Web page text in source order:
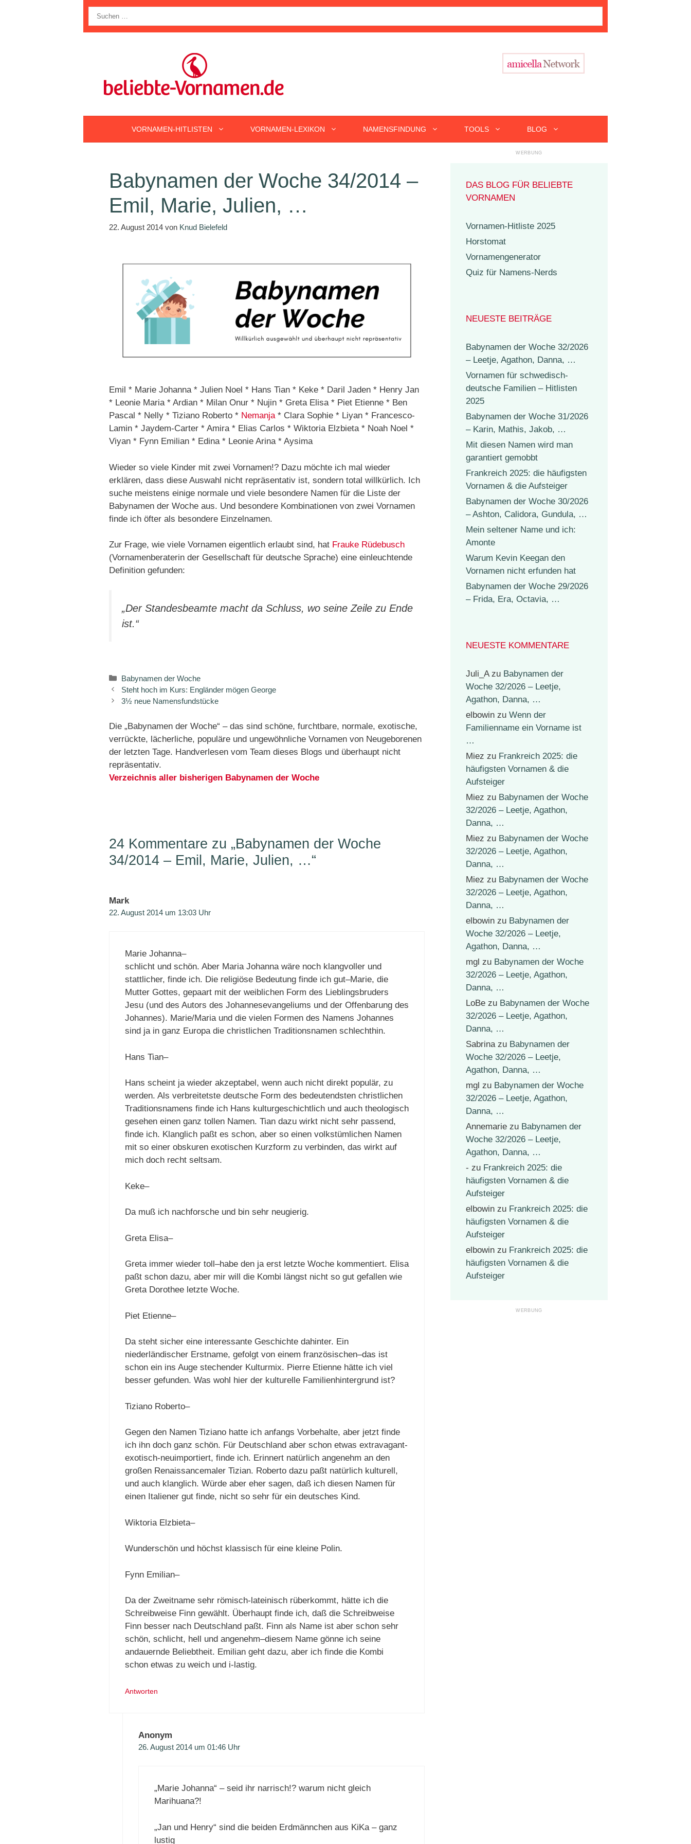
nach:
VORNAMEN-HITLISTEN VORNAMEN-LEXIKON NAMENSFINDUNG TOOLS BLOG
Babynamen der Woche 34/2014 –
Emil, Marie, Julien, …
22. August 2014 von Knud Bielefeld
Emil * Marie Johanna * Julien Noel * Hans Tian * Keke * Daril Jaden * Henry Jan
* Leonie Maria * Ardian * Milan Onur * Nujin * Greta Elisa * Piet Etienne * Ben
Pascal * Nelly * Tiziano Roberto * Nemanja* Clara Sophie * Liyan * Francesco-
Lamin * Jaydem-Carter * Amira * Elias Carlos * Wiktoria Elzbieta * Noah Noel *
Viyan * Fynn Emilian * Edina * Leonie Arina * Aysima
Wieder so viele Kinder mit zwei Vornamen!? Dazu möchte ich mal wieder
erklären, dass diese Auswahl nicht repräsentativ ist, sondern total willkürlich. Ich
suche meistens einige normale und viele besondere Namen für die Liste der
Babynamen der Woche aus. Und besondere Kombinationen von zwei Vornamen
finde ich öfter als besondere Einzelnamen.
Zur Frage, wie viele Vornamen eigentlich erlaubt sind, hat Frauke Rüdebusch
(Vornamenberaterin der Gesellschaft für deutsche Sprache) eine einleuchtende
Definition gefunden:
„Der Standesbeamte macht da Schluss, wo seine Zeile zu Ende
ist.“
Kategorien
Babynamen der Woche
Steht hoch im Kurs: Engländer mögen George
3½ neue Namensfundstücke
Die „Babynamen der Woche“ – das sind schöne, furchtbare, normale, exotische,
verrückte, lächerliche, populäre und ungewöhnliche Vornamen von Neugeborenen
der letzten Tage. Handverlesen vom Team dieses Blogs und überhaupt nicht
repräsentativ.
Verzeichnis aller bisherigen Babynamen der Woche
24 Kommentare zu „Babynamen der Woche
34/2014 – Emil, Marie, Julien, …“
Mark
22. August 2014 um 13:03 Uhr
Marie Johanna–
schlicht und schön. Aber Maria Johanna wäre noch klangvoller und
stattlicher, finde ich. Die religiöse Bedeutung finde ich gut–Marie, die
Mutter Gottes, gepaart mit der weiblichen Form des Lieblingsbruders
Jesu (und des Autors des Johannesevangeliums und der Offenbarung des
Johannes). Marie/Maria und die vielen Formen des Namens Johannes
sind ja in ganz Europa die christlichen Traditionsnamen schlechthin.
Hans Tian–
Hans scheint ja wieder akzeptabel, wenn auch nicht direkt populär, zu
werden. Als verbreitetste deutsche Form des bedeutendsten christlichen
Traditionsnamens finde ich Hans kulturgeschichtlich und auch theologisch
gesehen einen ganz tollen Namen. Tian dazu wirkt nicht sehr passend,
finde ich. Klanglich paßt es schon, aber so einen volkstümlichen Namen
mit so einer obskuren exotischen Kurzform zu verbinden, das wirkt auf
mich doch recht seltsam.
Keke–
Da muß ich nachforsche und bin sehr neugierig.
Greta Elisa–
Greta immer wieder toll–habe den ja erst letzte Woche kommentiert. Elisa
paßt schon dazu, aber mir will die Kombi längst nicht so gut gefallen wie
Greta Dorothee letzte Woche.
Piet Etienne–
Da steht sicher eine interessante Geschichte dahinter. Ein
niederländischer Erstname, gefolgt von einem französischen–das ist
schon ein ins Auge stechender Kulturmix. Pierre Etienne hätte ich viel
besser gefunden. Was wohl hier der kulturelle Familienhintergrund ist?
Tiziano Roberto–
Gegen den Namen Tiziano hatte ich anfangs Vorbehalte, aber jetzt finde
ich ihn doch ganz schön. Für Deutschland aber schon etwas extravagant-
exotisch-neuimportiert, finde ich. Erinnert natürlich angenehm an den
großen Renaissancemaler Tizian. Roberto dazu paßt natürlich kulturell,
und auch klanglich. Würde aber eher sagen, daß ich diesen Namen für
einen Italiener gut finde, nicht so sehr für ein deutsches Kind.
Wiktoria Elzbieta–
Wunderschön und höchst klassisch für eine kleine Polin.
Fynn Emilian–
Da der Zweitname sehr römisch-lateinisch rüberkommt, hätte ich die
Schreibweise Finn gewählt. Überhaupt finde ich, daß die Schreibweise
Finn besser nach Deutschland paßt. Finn als Name ist aber schon sehr
schön, schlicht, hell und angenehm–diesem Name gönne ich seine
andauernde Beliebtheit. Emilian geht dazu, aber ich finde die Kombi
schon etwas zu weich und i-lastig.
Antworten
Anonym
26. August 2014 um 01:46 Uhr
„Marie Johanna“ – seid ihr narrisch!? warum nicht gleich
Marihuana?!
„Jan und Henry“ sind die beiden Erdmännchen aus KiKa – ganz
lustig
DAS BLOG FÜR BELIEBTE
VORNAMEN
Vornamen-Hitliste 2025
Horstomat
Vornamengenerator
Quiz für Namens-Nerds
NEUESTE BEITRÄGE
Babynamen der Woche 32/2026
– Leetje, Agathon, Danna, …
Vornamen für schwedisch-
deutsche Familien – Hitlisten
2025
Babynamen der Woche 31/2026
– Karin, Mathis, Jakob, …
Mit diesen Namen wird man
garantiert gemobbt
Frankreich 2025: die häufigsten
Vornamen & die Aufsteiger
Babynamen der Woche 30/2026
– Ashton, Calidora, Gundula, …
Mein seltener Name und ich:
Amonte
Warum Kevin Keegan den
Vornamen nicht erfunden hat
Babynamen der Woche 29/2026
– Frida, Era, Octavia, …
NEUESTE KOMMENTARE
Juli_Azu Babynamen der
Woche 32/2026 – Leetje,
Agathon, Danna, …
elbowin zu Wenn der
Familienname ein Vorname ist
…
Miez zu Frankreich 2025: die
häufigsten Vornamen & die
Aufsteiger
Miez zu Babynamen der Woche
32/2026 – Leetje, Agathon,
Danna, …
Miez zu Babynamen der Woche
32/2026 – Leetje, Agathon,
Danna, …
Miez zu Babynamen der Woche
32/2026 – Leetje, Agathon,
Danna, …
elbowin zu Babynamen der
Woche 32/2026 – Leetje,
Agathon, Danna, …
mgl zu Babynamen der Woche
32/2026 – Leetje, Agathon,
Danna, …
LoBe zu Babynamen der Woche
32/2026 – Leetje, Agathon,
Danna, …
Sabrinazu Babynamen der
Woche 32/2026 – Leetje,
Agathon, Danna, …
mgl zu Babynamen der Woche
32/2026 – Leetje, Agathon,
Danna, …
Annemarie zu Babynamen der
Woche 32/2026 – Leetje,
Agathon, Danna, …
- zu Frankreich 2025: die
häufigsten Vornamen & die
Aufsteiger
elbowin zu Frankreich 2025: die
häufigsten Vornamen & die
Aufsteiger
elbowin zu Frankreich 2025: die
häufigsten Vornamen & die
Aufsteiger